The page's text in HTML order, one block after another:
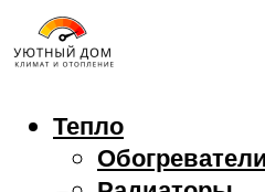
Тепло
Обогреватели